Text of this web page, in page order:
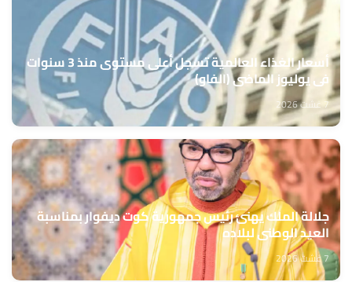
أسعار الغذاء العالمية تسجل أعلى مستوى منذ 3 سنوات
في يوليوز الماضي (الفاو)
7 غشت 2026
جلالة الملك يهنئ رئيس جمهورية كوت ديفوار بمناسبة
العيد الوطني لبلاده
7 غشت 2026